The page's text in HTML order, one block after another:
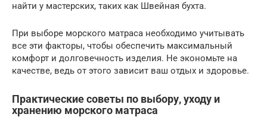
найти у мастерских, таких как Швейная бухта.
При выборе морского матраса необходимо учитывать
все эти факторы, чтобы обеспечить максимальный
комфорт и долговечность изделия. Не экономьте на
качестве, ведь от этого зависит ваш отдых и здоровье.
Практические советы по выбору, уходу и
хранению морского матраса